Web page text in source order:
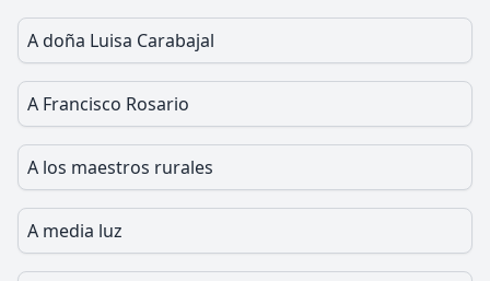
A doña Luisa Carabajal
A Francisco Rosario
A los maestros rurales
A media luz